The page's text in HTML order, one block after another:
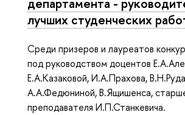
лучших студенческих
Среди призеров и лауреатов
под руководством доцентов
Е.А.Казаковой, И.А.Прахова,
А.А.Федюниной, В.Ящишенса,
преподавателя И.П.Станкевича.